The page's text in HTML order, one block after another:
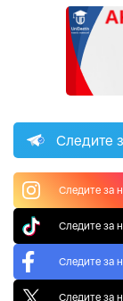
Следите
Следите за
Следите за
Следите за
Следите за